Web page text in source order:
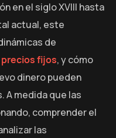
en el siglo XVIII hasta
actual, este
de
precios fijos, y cómo
dinero pueden
A medida que las
comprender el
las